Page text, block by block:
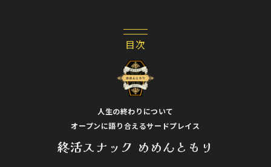
人生の終わりについて
オープンに語り合えるサードプレイス
終活スナック めめんともり